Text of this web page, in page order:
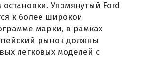
остановки. Упомянутый Ford
к более широкой
марки, в рамках
рынок должны
легковых моделей с